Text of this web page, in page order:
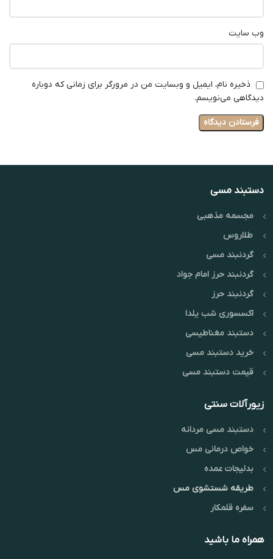
وب‌ سایت
ذخیره نام، ایمیل و وبسایت من در مرورگر برای زمانی که دوباره
دیدگاهی می‌نویسم.
دستبند مسی
مجسمه مذهبی
طلاروس
گردنبند مسی
گردنبند حرز امام جواد
گردنبند حرز
اکسسوری شب یلدا
دستبند مغناطیسی
خرید دستبند مسی
قیمت دستبند مسی
زیورآلات سنتی
دستبند مسی مردانه
خواص درمانی مس
بدلیجات عمده
طریقه شستشوی مس
سفره قلمکار
همراه ما باشید